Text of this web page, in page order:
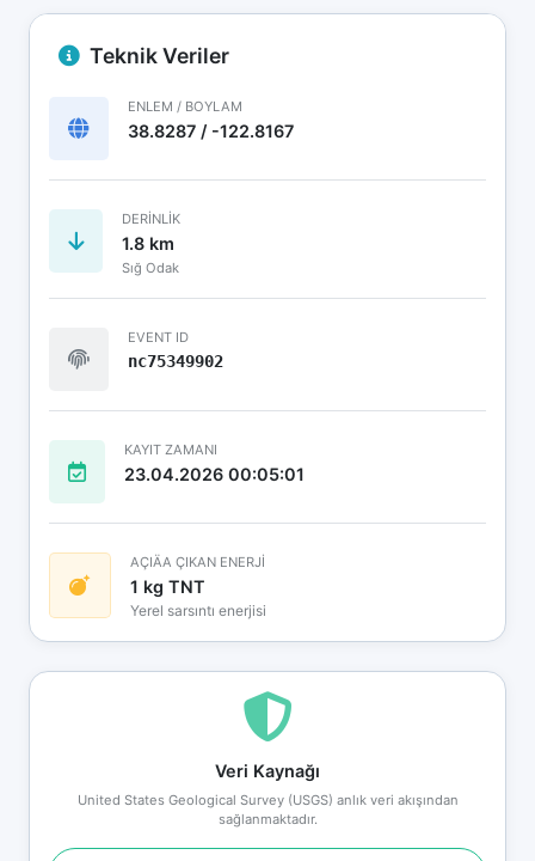
Teknik Veriler
ENLEM / BOYLAM
38.8287 / -122.8167
DERINLIK
1.8 km
Sığ Odak
EVENT ID
nc75349902
KAYIT ZAMANI
23.04.2026 00:05:01
AÇIÄA ÇIKAN ENERJİ
1 kg TNT
Yerel sarsıntı enerjisi
Veri Kaynağı
United States Geological Survey (USGS) anlık veri akışından
sağlanmaktadır.